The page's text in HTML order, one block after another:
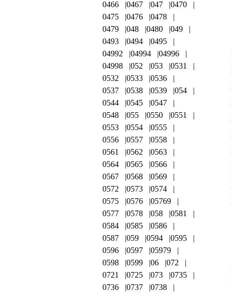
0466
0467 047
0470
0475
0476
0478
0479
048 0480
049
0493
0494
0495
04992
04994
04996
04998
052 053
0531
0532
0533
0536
0537
0538 0539
054
0544
0545
0547
0548
055 0550
0551
0553
0554
0555
0556
0557
0558
0561
0562
0563
0564
0565
0566
0567
0568
0569
0572
0573
0574
0575
0576
05769
0577
0578 058
0581
0584
0585
0586
0587
059 0594
0595
0596
0597
05979
0598
0599 06
072
0721
0725 073
0735
0736
0737
0738